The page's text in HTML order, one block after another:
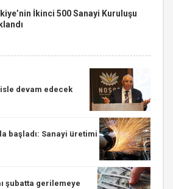
İkinci 500 Sanayi Kuruluşu
devam edecek
başladı: Sanayi üretimi
şubatta gerilemeye